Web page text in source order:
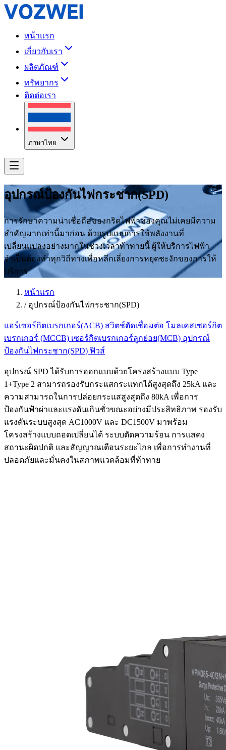
หน้าแรก
เกี่ยวกับเรา
ผลิตภัณฑ์
ทรัพยากร
ติดต่อเรา
ภาษาไทย
อุปกรณ์ป้องกันไฟกระชาก(SPD)
การรักษาความน่าเชื่อถือของกริดไฟฟ้าของคุณไม่เคยมีความ
สำคัญมากเท่านี้มาก่อน ด้วยรูปแบบการใช้พลังงานที่
เปลี่ยนแปลงอย่างมากในช่วงเวลาท้าทายนี้ ผู้ให้บริการไฟฟ้า
จำเป็นต้องทำทุกวิถีทางเพื่อหลีกเลี่ยงการหยุดชะงักของการให้
บริการ
หน้าแรก
/ อุปกรณ์ป้องกันไฟกระชาก(SPD)
แอร์เซอร์กิตเบรกเกอร์(ACB) สวิตช์ตัดเชื่อมต่อ โมลเคสเซอร์กิต
เบรกเกอร์ (MCCB) เซอร์กิตเบรกเกอร์ลูกย่อย(MCB) อุปกรณ์
ป้องกันไฟกระชาก(SPD) ฟิวส์
อุปกรณ์ SPD ได้รับการออกแบบด้วยโครงสร้างแบบ Type
1+Type 2 สามารถรองรับกระแสกระแทกได้สูงสุดถึง 25kA และ
ความสามารถในการปล่อยกระแสสูงสุดถึง 80kA เพื่อการ
ป้องกันฟ้าผ่าและแรงดันเกินชั่วขณะอย่างมีประสิทธิภาพ รองรับ
แรงดันระบบสูงสุด AC1000V และ DC1500V มาพร้อม
โครงสร้างแบบถอดเปลี่ยนได้ ระบบตัดความร้อน การแสดง
สถานะผิดปกติ และสัญญาณเตือนระยะไกล เพื่อการทำงานที่
ปลอดภัยและมั่นคงในสภาพแวดล้อมที่ท้าทาย